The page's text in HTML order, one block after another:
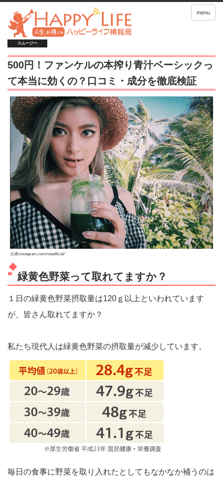
menu
スムージー
500円！ファンケルの本搾り青汁ベーシックっ
て本当に効くの？口コミ・成分を徹底検証
出典:iinstagram.com/rolaofficial/
緑黄色野菜って取れてますか？
１日の緑黄色野菜摂取量は120ｇ以上といわれています
が、皆さん取れてますか？
私たち現代人は緑黄色野菜の摂取量が減少しています。
毎日の食事に野菜を取り入れたとしてもなかなか補うのは